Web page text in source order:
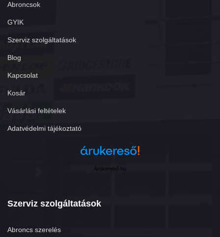
Abroncsok
GYIK
Szerviz szolgáltatások
Blog
Kapcsolat
Kosár
Vásárlási feltételek
Adatvédelmi tájékoztató
Árukereső.hu
Szerviz szolgáltatások
Abroncs szerelés